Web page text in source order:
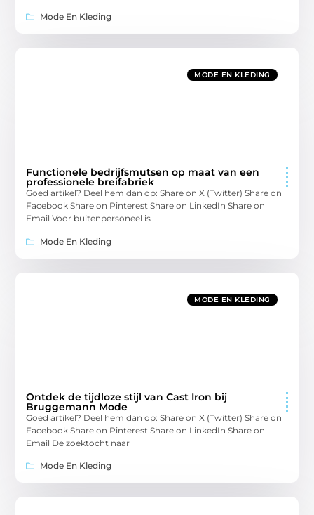
Mode En Kleding
MODE EN KLEDING
Functionele bedrijfsmutsen op maat van een
professionele breifabriek
Goed artikel? Deel hem dan op: Share on X (Twitter) Share on
Facebook Share on Pinterest Share on LinkedIn Share on
Email Voor buitenpersoneel is
Mode En Kleding
MODE EN KLEDING
Ontdek de tijdloze stijl van Cast Iron bij
Bruggemann Mode
Goed artikel? Deel hem dan op: Share on X (Twitter) Share on
Facebook Share on Pinterest Share on LinkedIn Share on
Email De zoektocht naar
Mode En Kleding